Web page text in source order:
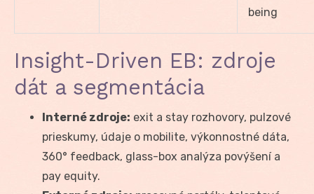
being
Insight-Driven EB: zdroje
dát a segmentácia
Interné zdroje: exit a stay rozhovory, pulzové
prieskumy, údaje o mobilite, výkonnostné dáta,
360° feedback, glass-box analýza povýšení a
pay equity.